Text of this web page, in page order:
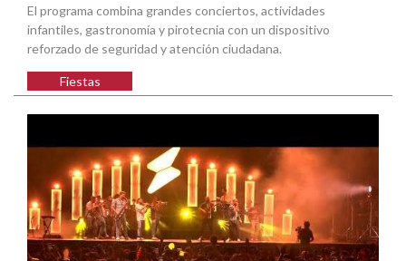
El programa combina grandes conciertos, actividades
infantiles, gastronomía y pirotecnia con un dispositivo
reforzado de seguridad y atención ciudadana.
Fiestas